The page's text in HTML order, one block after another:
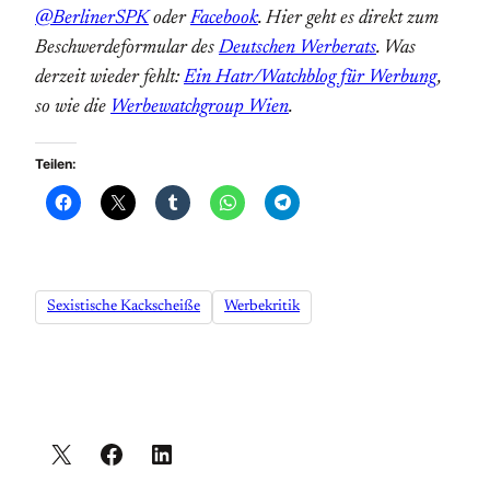
@BerlinerSPK oderFacebook. Hier geht es direkt zum
Beschwerdeformular desDeutschen Werberats. Was
derzeit wieder fehlt:Ein Hatr/Watchblog für Werbung,
so wie die Werbewatchgroup Wien.
Teilen:
Sexistische Kackscheiße Werbekritik